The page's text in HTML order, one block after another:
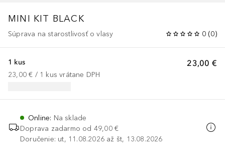
MINI KIT BLACK
Súprava na starostlivosť o vlasy 0 (0)
23,00 €
1 kus
23,00 € / 1 kus vrátane DPH
Online: Na sklade
Doprava zadarmo od 49,00 €
Doručenie: ut, 11.08.2026 až št, 13.08.2026